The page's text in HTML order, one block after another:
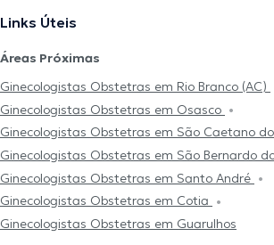
Links Úteis
Áreas Próximas
Ginecologistas Obstetras em Rio Branco (AC)
Ginecologistas Obstetras em Osasco
Ginecologistas Obstetras em São Caetano
Ginecologistas Obstetras em São Bernardo
Ginecologistas Obstetras em Santo André
Ginecologistas Obstetras em Cotia
Ginecologistas Obstetras em Guarulhos